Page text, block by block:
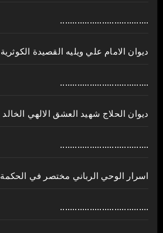
....................................
ديوان الامام علي ويليه القصيدة الكوثرية
....................................
ديوان الحلاج شهيد العشق الالهي الخالد
....................................
اسرار الوحي الرباني مختصر في الحكمة
....................................